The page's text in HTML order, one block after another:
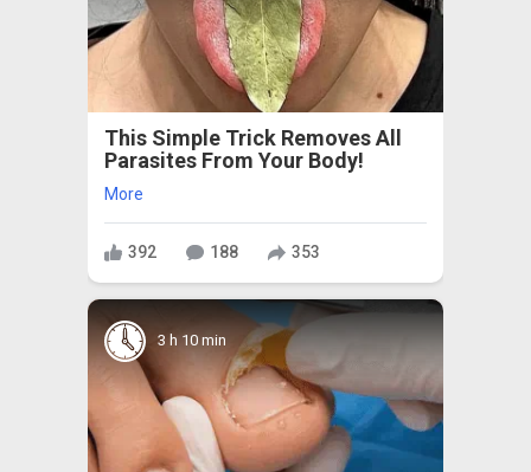
This Simple Trick Removes All
Parasites From Your Body!
More
392 188 353
3 h 10 min